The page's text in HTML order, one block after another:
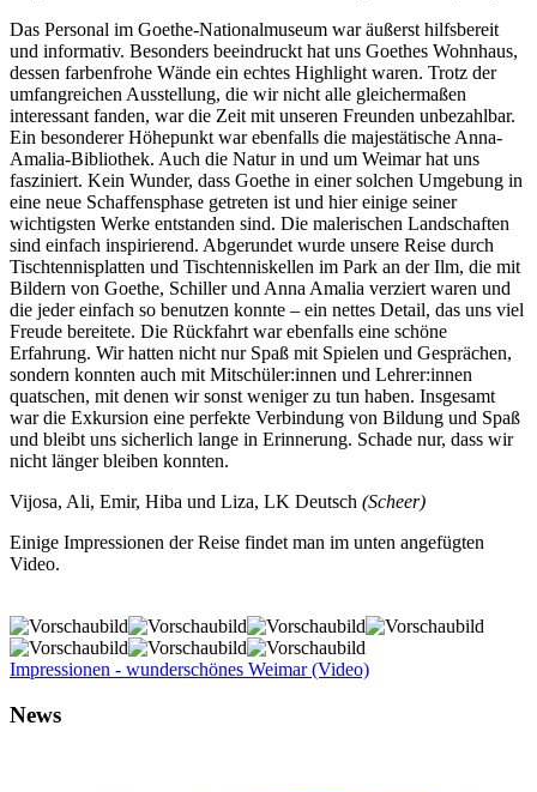
Das Personal im Goethe-Nationalmuseum war äußerst hilfsbereit
und informativ. Besonders beeindruckt hat uns Goethes Wohnhaus,
dessen farbenfrohe Wände ein echtes Highlight waren. Trotz der
umfangreichen Ausstellung, die wir nicht alle gleichermaßen
interessant fanden, war die Zeit mit unseren Freunden unbezahlbar.
Ein besonderer Höhepunkt war ebenfalls die majestätische Anna-
Amalia-Bibliothek. Auch die Natur in und um Weimar hat uns
fasziniert. Kein Wunder, dass Goethe in einer solchen Umgebung in
eine neue Schaffensphase getreten ist und hier einige seiner
wichtigsten Werke entstanden sind. Die malerischen Landschaften
sind einfach inspirierend. Abgerundet wurde unsere Reise durch
Tischtennisplatten und Tischtenniskellen im Park an der Ilm, die mit
Bildern von Goethe, Schiller und Anna Amalia verziert waren und
die jeder einfach so benutzen konnte – ein nettes Detail, das uns viel
Freude bereitete. Die Rückfahrt war ebenfalls eine schöne
Erfahrung. Wir hatten nicht nur Spaß mit Spielen und Gesprächen,
sondern konnten auch mit Mitschüler:innen und Lehrer:innen
quatschen, mit denen wir sonst weniger zu tun haben. Insgesamt
war die Exkursion eine perfekte Verbindung von Bildung und Spaß
und bleibt uns sicherlich lange in Erinnerung. Schade nur, dass wir
nicht länger bleiben konnten.
Vijosa, Ali, Emir, Hiba und Liza, LK Deutsch (Scheer)
Einige Impressionen der Reise findet man im unten angefügten
Video.
Impressionen - wunderschönes Weimar (Video)
News